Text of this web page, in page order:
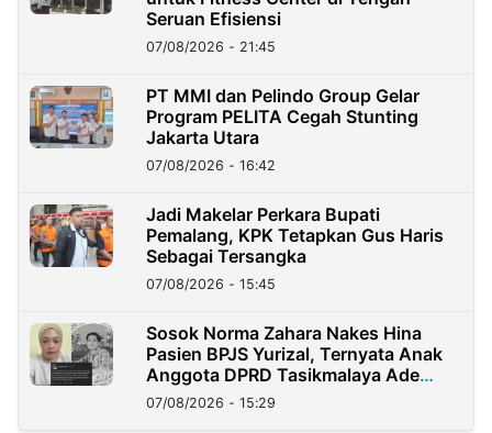
Seruan Efisiensi
07/08/2026 - 21:45
PT MMI dan Pelindo Group Gelar
Program PELITA Cegah Stunting
Jakarta Utara
07/08/2026 - 16:42
Jadi Makelar Perkara Bupati
Pemalang, KPK Tetapkan Gus Haris
Sebagai Tersangka
07/08/2026 - 15:45
Sosok Norma Zahara Nakes Hina
Pasien BPJS Yurizal, Ternyata Anak
Anggota DPRD Tasikmalaya Ade
Lukman
07/08/2026 - 15:29